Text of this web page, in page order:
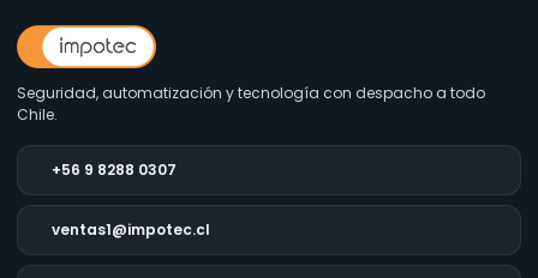
Seguridad, automatización y tecnología con despacho a todo
Chile.
+56 9 8288 0307
ventas1@impotec.cl